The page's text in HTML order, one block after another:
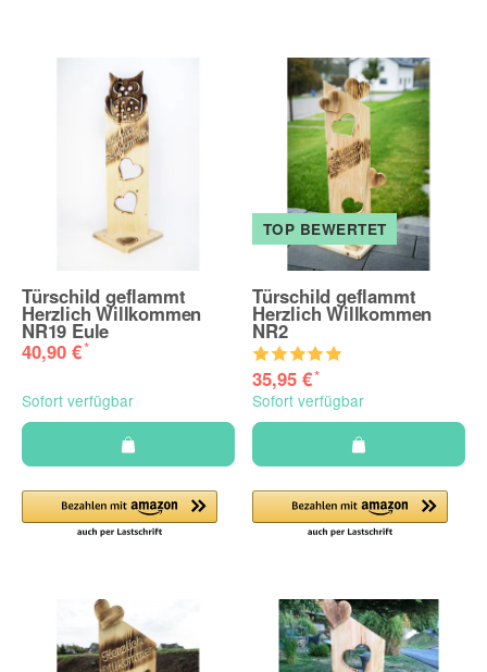
Türschild geflammt
Herzlich Willkommen
NR19 Eule
40,90 €*
Sofort verfügbar
TOP BEWERTET
Türschild geflammt
Herzlich Willkommen
NR2
35,95 €*
Sofort verfügbar